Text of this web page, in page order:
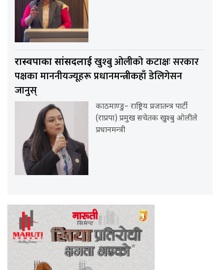
रास्वपाका सांसदलाईखुश्बु ओलीको कटाक्षः सरकार
पक्षका माननीयज्यूहरू प्रधानमन्त्रीकहाँ डेलिगेसन
जानुस्
काठमाण्डु– राष्ट्रिय प्रजातन्त्र पार्टी
(राप्रपा) प्रमुख सचेतक खुश्बु ओलीले
प्रधानमन्त्री